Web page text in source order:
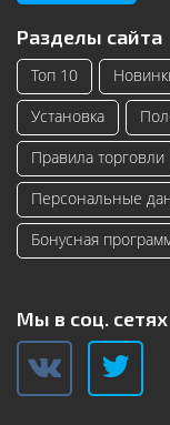
Разделы сайта
Топ 10
Установка
Правила торговли
Персональные
Бонусная
Мы в соц. сетях